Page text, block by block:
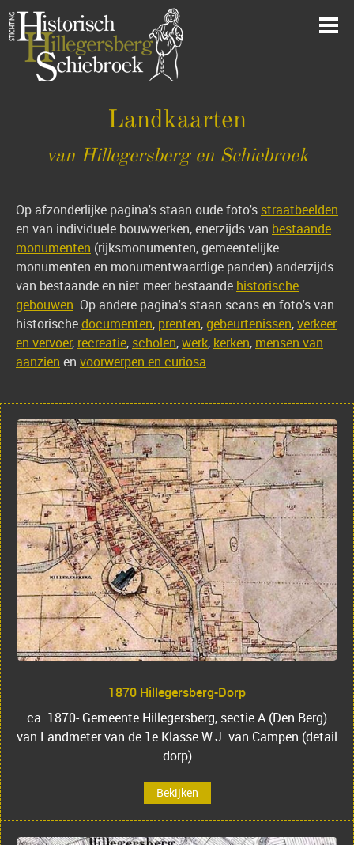
Landkaarten
van Hillegersberg en Schiebroek
Op afzonderlijke pagina's staan oude foto's straatbeelden
en van individuele bouwwerken, enerzijds van bestaande
monumenten (rijksmonumenten, gemeentelijke
monumenten en monumentwaardige panden) anderzijds
van bestaande en niet meer bestaande historische
gebouwen. Op andere pagina's staan scans en foto's van
historischedocumenten, prenten,gebeurtenissen,verkeer
en vervoer, recreatie, scholen,werk, kerken, mensen van
aanzien en voorwerpen en curiosa.
1870 Hillegersberg-Dorp
ca. 1870- Gemeente Hillegersberg, sectie A (Den Berg)
van Landmeter van de 1e Klasse W.J. van Campen (detail
dorp)
Bekijken